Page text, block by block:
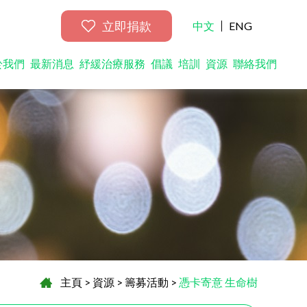
立即捐款 中文 ENG
們 最新消息 紓緩治療服務 倡議 培訓 資源 聯絡我們
主頁 > 資源 > 籌募活動 > 憑卡寄意 生命樹